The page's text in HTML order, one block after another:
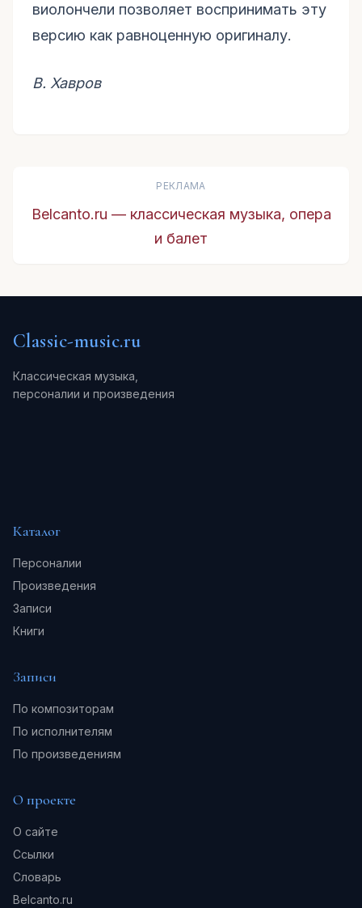
виолончели позволяет воспринимать эту
версию как равноценную оригиналу.
В. Хавров
РЕКЛАМА
Belcanto.ru — классическая музыка, опера
и балет
Classic-music.ru
Классическая музыка,
персоналии и произведения
Каталог
Персоналии
Произведения
Записи
Книги
Записи
По композиторам
По исполнителям
По произведениям
О проекте
О сайте
Ссылки
Словарь
Belcanto.ru